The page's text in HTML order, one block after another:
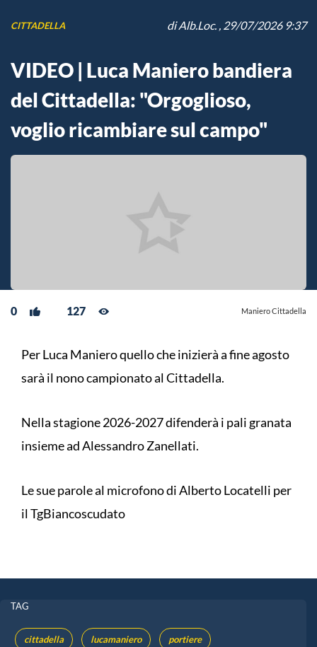
CITTADELLA diAlb.Loc. , 29/07/2026 9:37
VIDEO | Luca Maniero bandiera
del Cittadella: "Orgoglioso,
voglio ricambiare sul campo"
0 127 Maniero Cittadella
Per Luca Maniero quello che inizierà a fine agosto
sarà il nono campionato al Cittadella.
Nella stagione 2026-2027 difenderà i pali granata
insieme ad Alessandro Zanellati.
Le sue parole al microfono di Alberto Locatelli per
il TgBiancoscudato
TAG
cittadella lucamaniero portiere